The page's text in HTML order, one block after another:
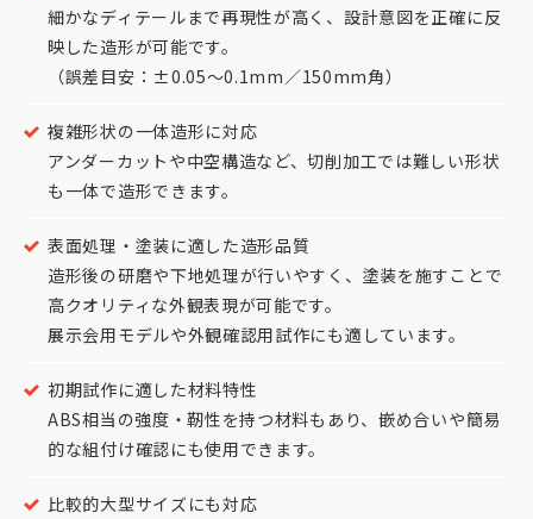
細かなディテールまで再現性が高く、設計意図を正確に反
映した造形が可能です。
（誤差目安：±0.05～0.1mm／150mm角）
複雑形状の一体造形に対応
アンダーカットや中空構造など、切削加工では難しい形状
も一体で造形できます。
表面処理・塗装に適した造形品質
造形後の研磨や下地処理が行いやすく、塗装を施すことで
高クオリティな外観表現が可能です。
展示会用モデルや外観確認用試作にも適しています。
初期試作に適した材料特性
ABS相当の強度・靭性を持つ材料もあり、嵌め合いや簡易
的な組付け確認にも使用できます。
比較的大型サイズにも対応